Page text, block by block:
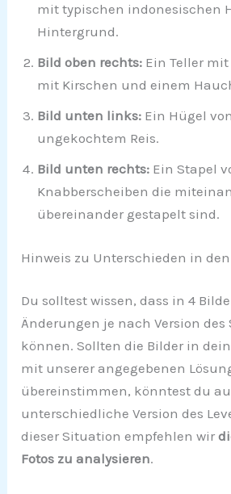
mit typischen indonesischen
Hintergrund.
Bild oben rechts: Ein Teller
mit Kirschen und einem
Bild unten links: Ein Hügel
ungekochtem Reis.
Bild unten rechts: Ein Stapel
Knabberscheiben die
übereinander gestapelt sind.
Hinweis zu Unterschieden in den
Du solltest wissen, dass in 4
Änderungen je nach Version des
können. Sollten die Bilder in
mit unserer angegebenen
übereinstimmen, könntest du
unterschiedliche Version des
dieser Situation empfehlen wir
Fotos zu analysieren.